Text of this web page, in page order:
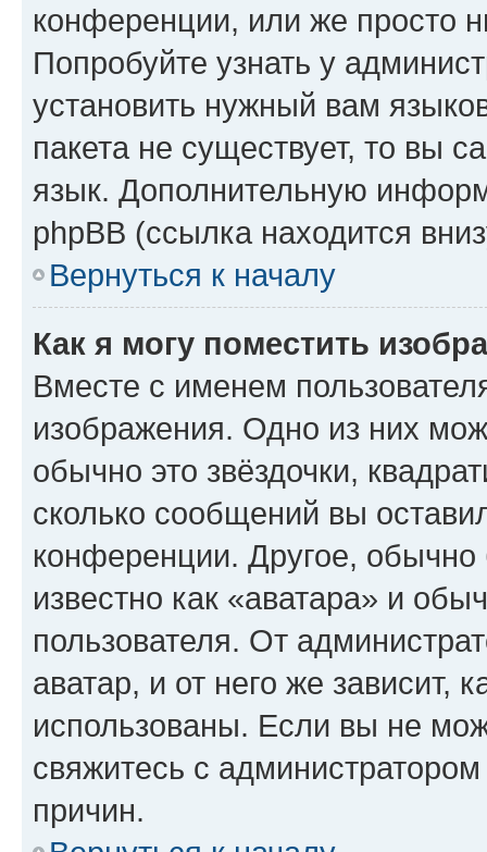
конференции, или же просто
Попробуйте узнать у
установить нужный вам
пакета не существует, то вы
язык. Дополнительную
phpBB (ссылка находится
Вернуться к началу
Как я могу поместить
Вместе с именем
изображения. Одно из них
обычно это звёздочки,
сколько сообщений вы
конференции. Другое,
известно как «аватара» и
пользователя. От
аватар, и от него же зависит,
использованы. Если вы не
свяжитесь с
причин.